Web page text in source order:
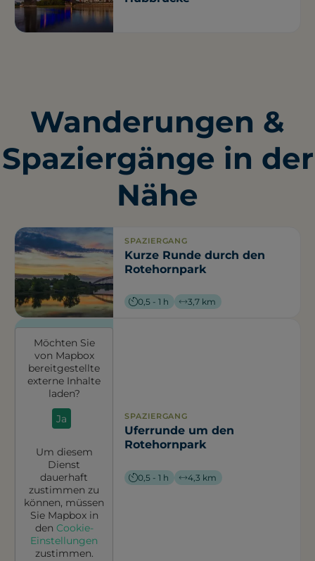
Wanderungen &
Spaziergänge in der
Nähe
SPAZIERGANG
Kurze Runde durch den
Rotehornpark
0,5 - 1 h 3,7 km
Möchten Sie
von Mapbox
bereitgestellte
externe Inhalte
laden?
Ja
Um diesem
Dienst
dauerhaft
zustimmen zu
können, müssen
Sie Mapboxin
den Cookie-
Einstellungen
zustimmen.
SPAZIERGANG
Uferrunde um den
Rotehornpark
0,5 - 1 h 4,3 km